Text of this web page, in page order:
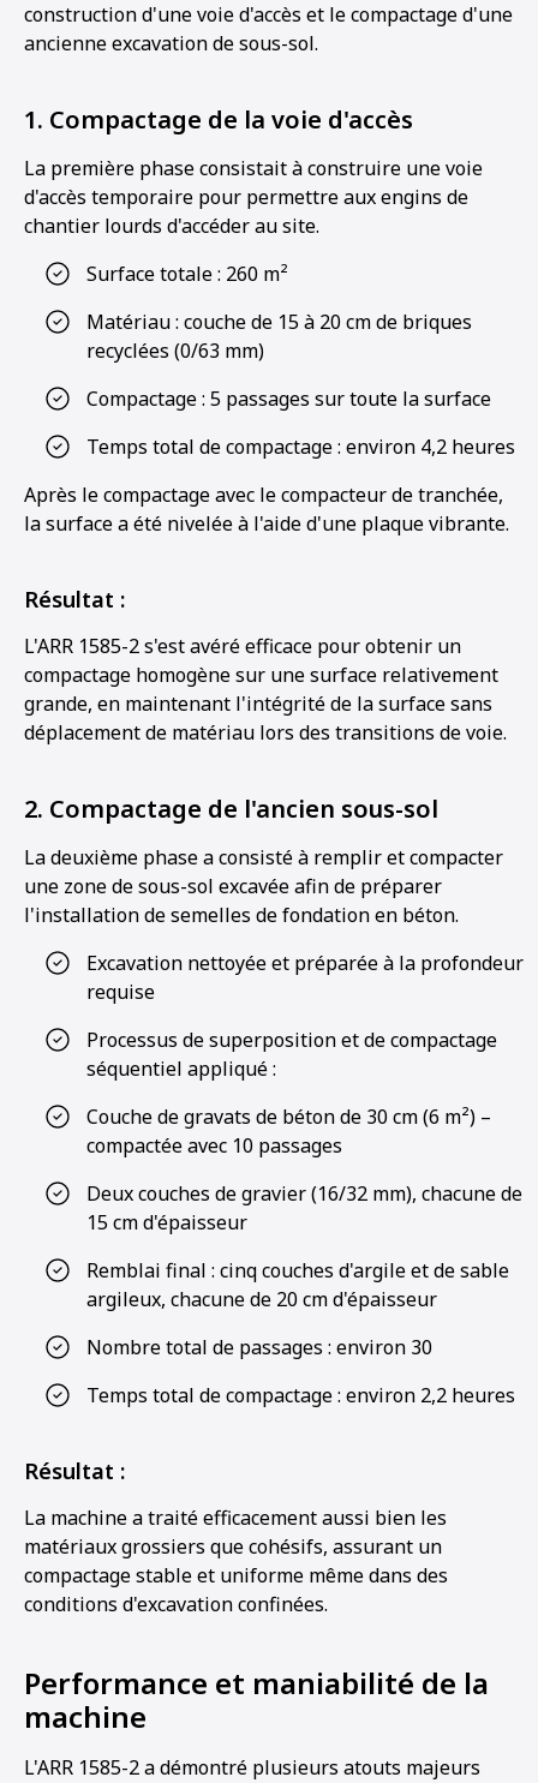
construction d'une voie d'accès et le compactage d'une
ancienne excavation de sous-sol.
1. Compactage de la voie d'accès
La première phase consistait à construire une voie
d'accès temporaire pour permettre aux engins de
chantier lourds d'accéder au site.
Surface totale : 260 m²
Matériau : couche de 15 à 20 cm de briques
recyclées (0/63 mm)
Compactage : 5 passages sur toute la surface
Temps total de compactage : environ 4,2 heures
Après le compactage avec le compacteur de tranchée,
la surface a été nivelée à l'aide d'une plaque vibrante.
Résultat :
L'ARR 1585-2 s'est avéré efficace pour obtenir un
compactage homogène sur une surface relativement
grande, en maintenant l'intégrité de la surface sans
déplacement de matériau lors des transitions de voie.
2. Compactage de l'ancien sous-sol
La deuxième phase a consisté à remplir et compacter
une zone de sous-sol excavée afin de préparer
l'installation de semelles de fondation en béton.
Excavation nettoyée et préparée à la profondeur
requise
Processus de superposition et de compactage
séquentiel appliqué :
Couche de gravats de béton de 30 cm (6 m²) –
compactée avec 10 passages
Deux couches de gravier (16/32 mm), chacune de
15 cm d'épaisseur
Remblai final : cinq couches d'argile et de sable
argileux, chacune de 20 cm d'épaisseur
Nombre total de passages : environ 30
Temps total de compactage : environ 2,2 heures
Résultat :
La machine a traité efficacement aussi bien les
matériaux grossiers que cohésifs, assurant un
compactage stable et uniforme même dans des
conditions d'excavation confinées.
Performance et maniabilité de la
machine
L'ARR 1585-2 a démontré plusieurs atouts majeurs